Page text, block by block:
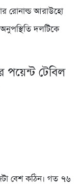
রোনাল্ড আরাউহো
দলটিকে
টেবিল
বেশ কঠিন। গত ৭৬